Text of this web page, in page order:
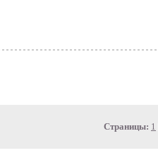
Страницы: 1